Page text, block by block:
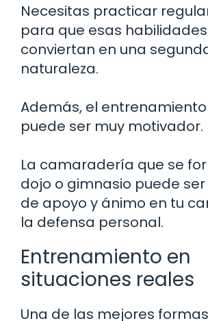
Necesitas practicar
para que esas
conviertan en una
naturaleza.
Además, el
puede ser muy motivador.
La camaradería que se
dojo o gimnasio puede
de apoyo y ánimo en tu
la defensa personal.
Entrenamiento en
situaciones reales
Una de las mejores